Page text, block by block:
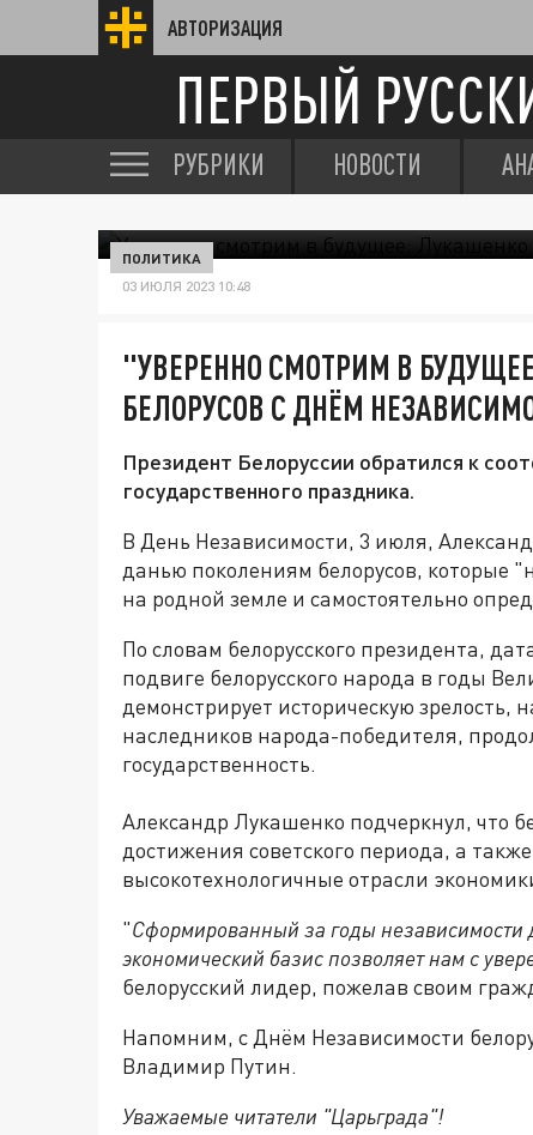
АВТОРИЗАЦИЯ
ПЕРВЫЙ
РУБРИКИ НОВОСТИ
ПОЛИТИКА
03 ИЮЛЯ 2023 10:48
"УВЕРЕННО СМОТРИМ В
БЕЛОРУСОВ С ДНЁМ
Президент Белоруссии обратился к
государственного праздника.
В День Независимости, 3 июля,
данью поколениям белорусов, которые
на родной земле и самостоятельно
По словам белорусского президента,
подвиге белорусского народа в годы
демонстрирует историческую
наследников народа-победителя,
государственность.
Александр Лукашенко подчеркнул, что
достижения советского периода, а
высокотехнологичные отрасли
"Сформированный за годы независимости
экономический базис позволяет нам с
белорусский лидер, пожелав своим
Напомним, с Днём Независимости
Владимир Путин.
Уважаемые читатели "Царьграда"!